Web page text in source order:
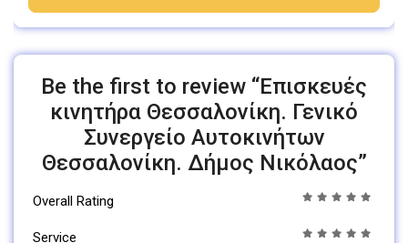
Be the first to review “Επισκευές
κινητήρα Θεσσαλονίκη. Γενικό
Συνεργείο Αυτοκινήτων
Θεσσαλονίκη. Δήμος Νικόλαος”
Overall Rating
Service